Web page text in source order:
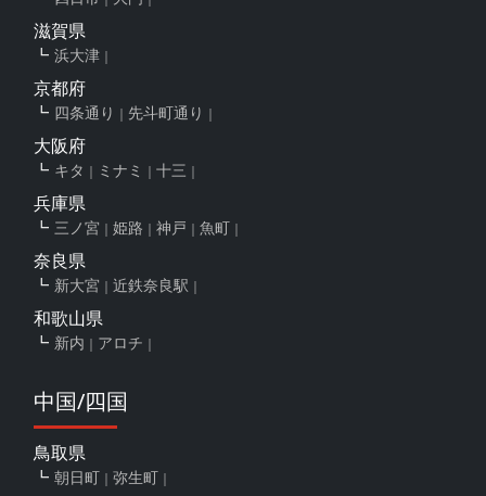
滋賀県
浜大津
京都府
四条通り 先斗町通り
大阪府
キタ ミナミ 十三
兵庫県
三ノ宮 姫路 神戸 魚町
奈良県
新大宮 近鉄奈良駅
和歌山県
新内 アロチ
中国/四国
鳥取県
朝日町 弥生町